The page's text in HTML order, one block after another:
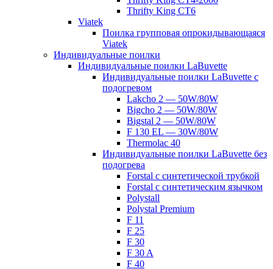
Thrifty King CT6
Viatek
Поилка групповая опрокидывающаяся
Viatek
Индивидуальные поилки
Индивидуальные поилки LaBuvette
Индивидуальные поилки LaBuvette с
подогревом
Lakcho 2 — 50W/80W
Bigcho 2 — 50W/80W
Bigstal 2 — 50W/80W
F 130 EL — 30W/80W
Thermolac 40
Индивидуальные поилки LaBuvette без
подогрева
Forstal с синтетической трубкой
Forstal с синтетическим язычком
Polystall
Polystal Premium
F 11
F 25
F 30
F 30 A
F 40